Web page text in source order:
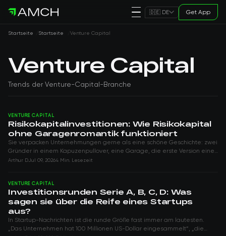
🇩🇪 DE Get App
Startseite Startseite Venture Capital
Venture Capital
Trends der Venture-Capital-Branche
VENTURE CAPITAL
Risikokapitalinvestitionen: Wie Risikokapital
ohne Garagenromantik funktioniert
Sie verpacken Unternehmungen gerne als eine schöne Geschichte: zwei
Gründer in einem Kapuzenpullover, eine Garage, die erste Version eines
Produkts, dann ein...
Arthur D Jul 09, 20264 Min. Lesezeit
VENTURE CAPITAL
Investitionsrunden Serie A, B, C, D: Was
sagen sie über die Reife eines Startups
aus?
In Startup-Nachrichten ist die runde Größe fast immer am lautesten.
„Das Unternehmen hat 100 Millionen US-Dollar eingesammelt“, „die